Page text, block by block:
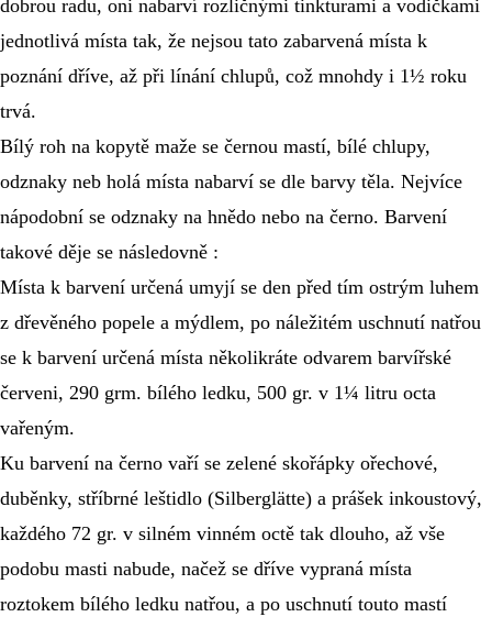
dobrou radu, oni nabarví rozličnými tinkturami a vodičkami
jednotlivá místa tak, že nejsou tato zabarvená místa k
poznání dříve, až při línání chlupů, což mnohdy i 1½ roku
trvá.
Bílý roh na kopytě maže se černou mastí, bílé chlupy,
odznaky neb holá místa nabarví se dle barvy těla. Nejvíce
nápodobní se odznaky na hnědo nebo na černo. Barvení
takové děje se následovně :
Místa k barvení určená umyjí se den před tím ostrým luhem
z dřevěného popele a mýdlem, po náležitém uschnutí natřou
se k barvení určená místa několikráte odvarem barvířské
červeni, 290 grm. bílého ledku, 500 gr. v 1¼ litru octa
vařeným.
Ku barvení na černo vaří se zelené skořápky ořechové,
duběnky, stříbrné leštidlo (Silberglätte) a prášek inkoustový,
každého 72 gr. v silném vinném octě tak dlouho, až vše
podobu masti nabude, načež se dříve vypraná místa
roztokem bílého ledku natřou, a po uschnutí touto mastí